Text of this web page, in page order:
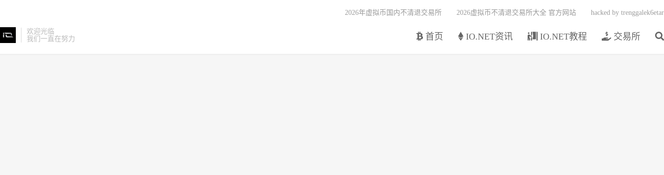
欢迎光临
我们一直在努力
首页 IO.NET资讯 IO.NET教程 交易所
2026年虚拟币国内不清退交易所 2026虚拟币不清退交易所大全 官方网站 hacked by trenggalek6etar